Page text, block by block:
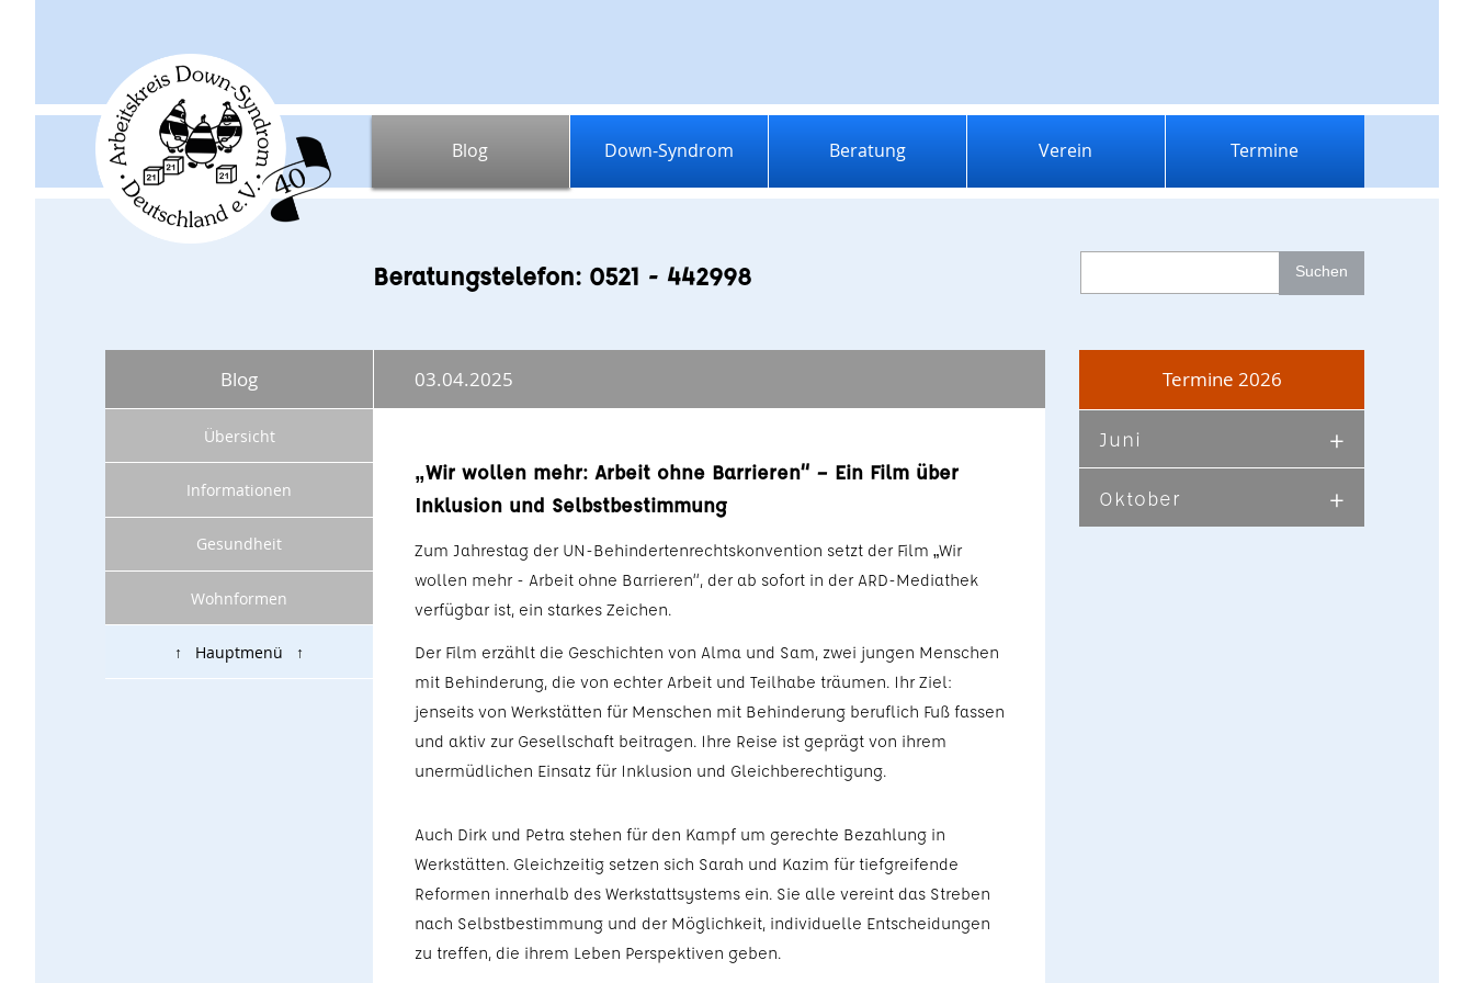
Blog Down-Syndrom Beratung Verein Termine
Beratungstelefon: 0521 - 442998
Blog
Übersicht
Informationen
Gesundheit
Wohnformen
↑ Hauptmenü ↑
03.04.2025
„Wir wollen mehr: Arbeit ohne Barrieren“ – Ein Film über
Inklusion und Selbstbestimmung
Zum Jahrestag der UN-Behindertenrechtskonvention setzt der Film „Wir
wollen mehr - Arbeit ohne Barrieren“, der ab sofort in der ARD-Mediathek
verfügbar ist, ein starkes Zeichen.
Der Film erzählt die Geschichten von Alma und Sam, zwei jungen Menschen
mit Behinderung, die von echter Arbeit und Teilhabe träumen. Ihr Ziel:
jenseits von Werkstätten für Menschen mit Behinderung beruflich Fuß fassen
und aktiv zur Gesellschaft beitragen. Ihre Reise ist geprägt von ihrem
unermüdlichen Einsatz für Inklusion und Gleichberechtigung.
Auch Dirk und Petra stehen für den Kampf um gerechte Bezahlung in
Werkstätten. Gleichzeitig setzen sich Sarah und Kazim für tiefgreifende
Reformen innerhalb des Werkstattsystems ein. Sie alle vereint das Streben
nach Selbstbestimmung und der Möglichkeit, individuelle Entscheidungen
zu treffen, die ihrem Leben Perspektiven geben.
Termine 2026
Juni
Oktober